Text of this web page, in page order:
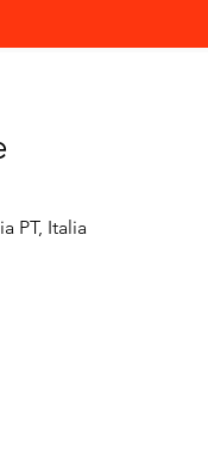
PT, Italia